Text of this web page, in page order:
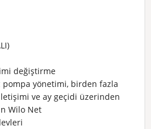
değiştirme
yönetimi, birden fazla
ve ay geçidi üzerinden
Wilo Net